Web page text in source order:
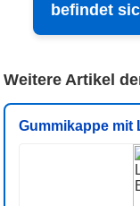
befindet
Weitere Artikel
Gummikappe mit